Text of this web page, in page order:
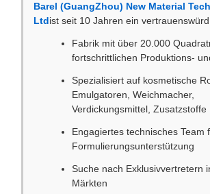
Barel (GuangZhou) New Material
Ltdist seit 10 Jahren ein
Fabrik mit über 20.000
fortschrittlichen Produktions-
Spezialisiert auf kosmetische
Emulgatoren, Weichmacher,
Verdickungsmittel, Zusatzstoffe
Engagiertes technisches Team
Formulierungsunterstützung
Suche nach Exklusivvertretern
Märkten